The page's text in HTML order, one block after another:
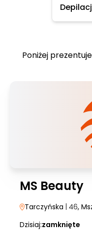
Poniżej
MS Beauty
Tarczyńska | 46,
Dzisiaj:zamknięte